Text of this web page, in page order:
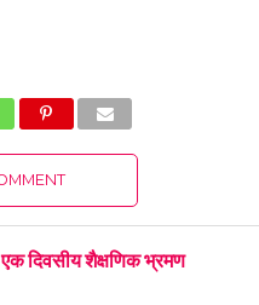
दिवसीय शैक्षणिक भ्रमण